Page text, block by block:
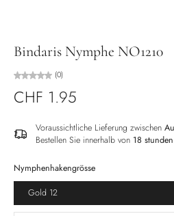
Bindaris Nymphe NO1210
(0)
CHF 1.95
Voraussichtliche Lieferung zwischen
Bestellen Sie innerhalb von 18
Nymphenhakengrösse
Gold 12